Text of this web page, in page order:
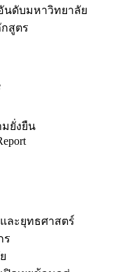
นดับมหาวิทยาลัย
สูตร
ยั่งยืน
ละยุทธศาสตร์
ร